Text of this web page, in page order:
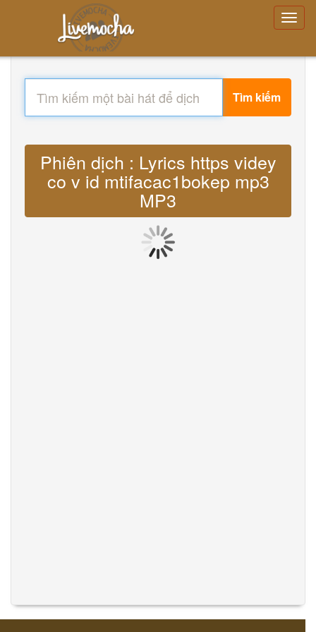
Tìm kiếm
Phiên dịch : Lyrics https videy
co v id mtifacac1bokep mp3
MP3